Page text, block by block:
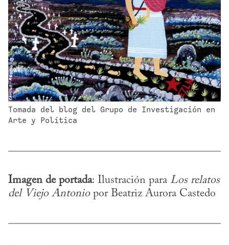
Tomada del blog del Grupo de Investigación en
Arte y Política
Imagen de portada: Ilustración para Los relatos
del Viejo Antonio por Beatriz Aurora Castedo